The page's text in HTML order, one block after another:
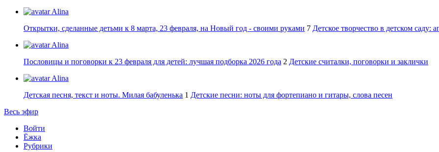
Alina
Открытки, сделанные детьми к 8 марта, 23 февраля, на Новый год - своими руками 7 Детское творчество в детском саду:
Alina
Пословицы и поговорки к 23 февраля для детей: лучшая подборка 2026 года 2 Детские считалки, поговорки и заклички
Alina
Детская песня, текст и ноты. Милая бабуленька 1 Детские песни: ноты для фортепиано и гитары, слова песен
Весь эфир
Войти
Ёжка
Рубрики